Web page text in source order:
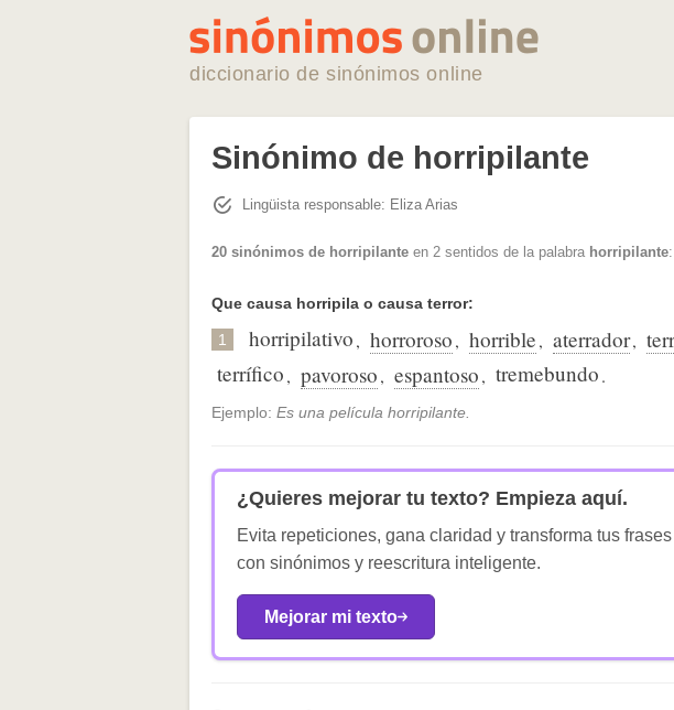
diccionario de sinónimos online
Sinónimo de horripilante
Lingüista responsable: Eliza Arias
20 sinónimos de horripilante en 2 sentidos de la palabra horripilante:
Que causa horripila o causa terror:
1 horripilativo, horroroso, horrible, aterrador,
terrífico, pavoroso, espantoso, tremebundo.
Ejemplo: Es una película horripilante.
¿Quieres mejorar tu texto? Empieza aquí.
Evita repeticiones, gana claridad y transforma tus frases
con sinónimos y reescritura inteligente.
Mejorar mi texto